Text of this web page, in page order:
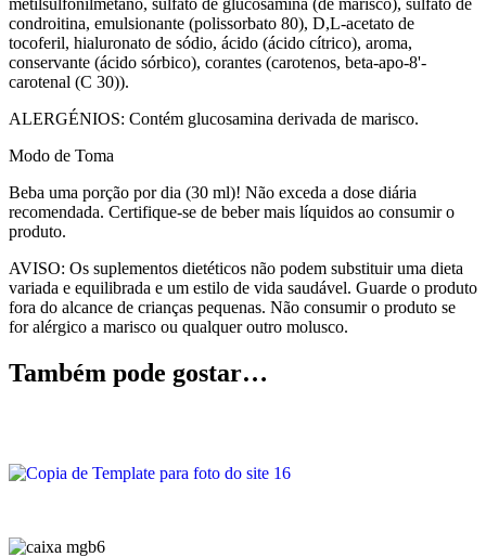
metilsulfonilmetano, sulfato de glucosamina (de marisco), sulfato de
condroitina, emulsionante (polissorbato 80), D,L-acetato de
tocoferil, hialuronato de sódio, ácido (ácido cítrico), aroma,
conservante (ácido sórbico), corantes (carotenos, beta-apo-8'-
carotenal (C 30)).
ALERGÉNIOS: Contém glucosamina derivada de marisco.
Modo de Toma
Beba uma porção por dia (30 ml)! Não exceda a dose diária
recomendada. Certifique-se de beber mais líquidos ao consumir o
produto.
AVISO: Os suplementos dietéticos não podem substituir uma dieta
variada e equilibrada e um estilo de vida saudável. Guarde o produto
fora do alcance de crianças pequenas. Não consumir o produto se
for alérgico a marisco ou qualquer outro molusco.
Também pode gostar…